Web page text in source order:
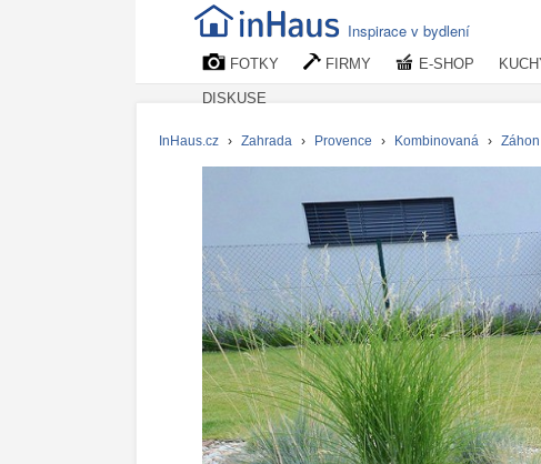
Inspirace v bydlení
FOTKY FIRMY E-SHOP
DISKUSE
InHaus.cz › Zahrada › Provence › Kombinovaná ›